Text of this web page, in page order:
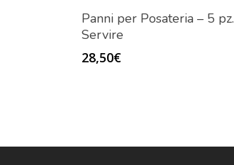
Panni per Posateria – 5 pz.
Servire
28,50€